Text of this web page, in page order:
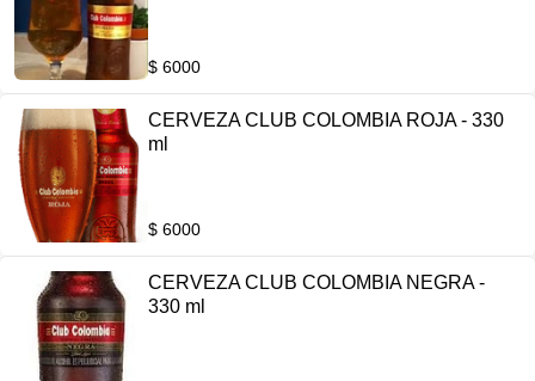
$ 6000
CERVEZA CLUB COLOMBIA ROJA - 330
ml
$ 6000
CERVEZA CLUB COLOMBIA NEGRA -
330 ml